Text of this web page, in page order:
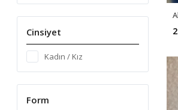
Cinsiyet
Kadın / Kız
Form